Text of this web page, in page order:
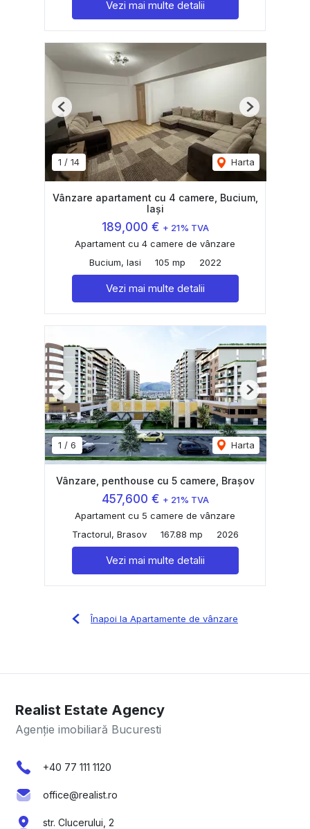
Vezi mai multe detalii
1 / 14 Harta
Previous Next
Vânzare apartament cu 4 camere, Bucium,
Iași
189,000 € + 21% TVA
Apartament cu 4 camere de vânzare
Bucium, Iasi
105 mp 2022
Vezi mai multe detalii
1 / 6 Harta
Previous Next
Vânzare, penthouse cu 5 camere, Brașov
457,600 € + 21% TVA
Apartament cu 5 camere de vânzare
Tractorul, Brasov
167.88 mp 2026
Vezi mai multe detalii
Înapoi la Apartamente de vânzare
Realist Estate Agency
Agenție imobiliară Bucuresti
+40 77 111 1120
office@realist.ro
str. Clucerului, 2